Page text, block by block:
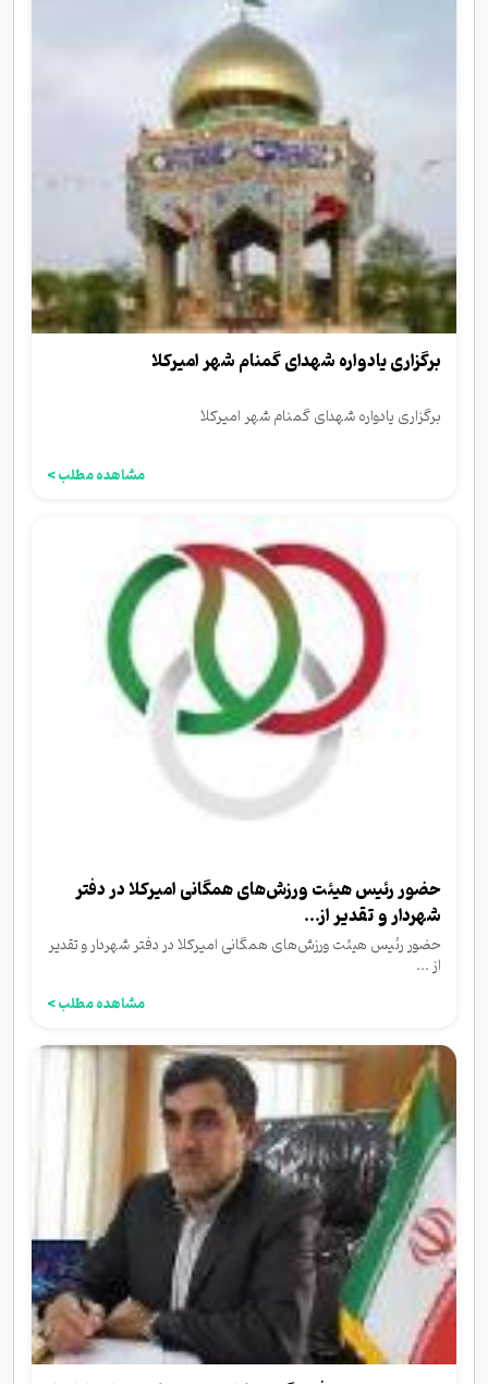
برگزاری یادواره شهدای گمنام شهر امیرکلا
برگزاری یادواره شهدای گمنام شهر امیرکلا
مشاهده مطلب >
حضور رئیس هیئت ورزش‌های همگانی امیرکلا در دفتر
شهردار و تقدیر از...
حضور رئیس هیئت ورزش‌های همگانی امیرکلا در دفتر شهردار و تقدیر
از ...
مشاهده مطلب >